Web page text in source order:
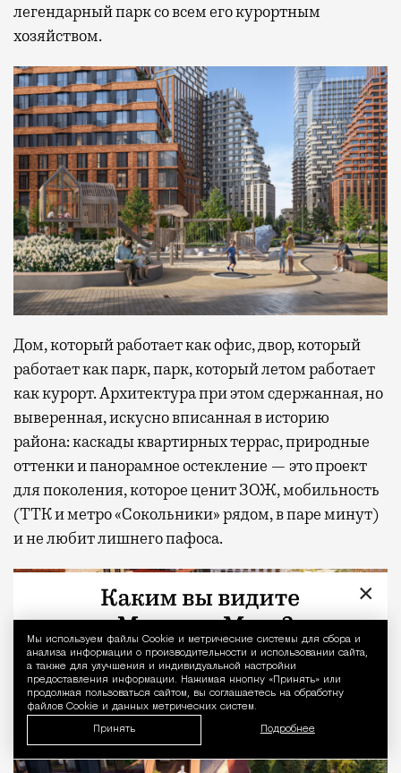
Уведомление
Мы используем файлы Сookie и метрические системы для сбора и
анализа информации о производительности и использовании сайта,
а также для улучшения и индивидуальной настройки
предоставления информации. Нажимая кнопку «Принять» или
продолжая пользоваться сайтом, вы соглашаетесь на обработку
файлов Cookie и данных метрических систем.
Принять Подробнее
легендарный парк со всем его курортным
хозяйством.
Дом, который работает как офис, двор, который
работает как парк, парк, который летом работает
как курорт. Архитектура при этом сдержанная, но
выверенная, искусно вписанная в историю
района: каскады квартирных террас, природные
оттенки и панорамное остекление — это проект
для поколения, которое ценит ЗОЖ, мобильность
(ТТК и метро «Сокольники» рядом, в паре минут)
и не любит лишнего пафоса.
×